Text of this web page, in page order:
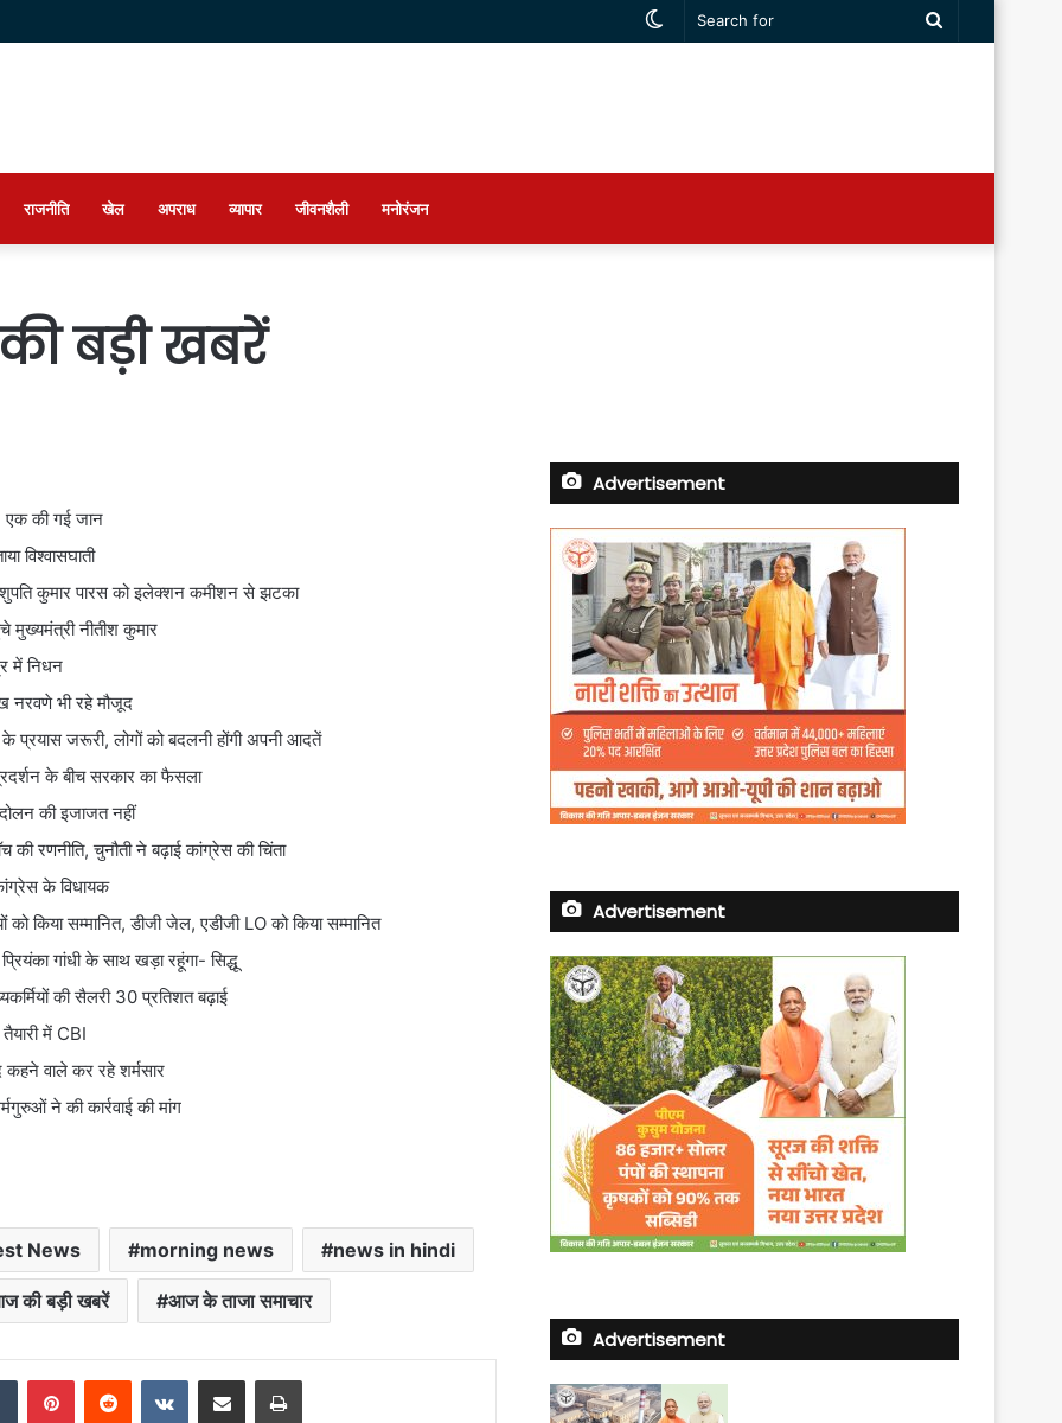
Search
Switch
राजनीति खेल अपराध व्यापार जीवनशैली मनोरंजन
बड़ी खबरें
एक की गई जान
विश्वासघाती
कुमार पारस को इलेक्शन कमीशन से झटका
मुख्यमंत्री नीतीश कुमार
में निधन
नरवणे भी रहे मौजूद
प्रयास जरूरी, लोगों को बदलनी होंगी अपनी आदतें
के बीच सरकार का फैसला
की इजाजत नहीं
रणनीति, चुनौती ने बढ़ाई कांग्रेस की चिंता
के विधायक
किया सम्मानित, डीजी जेल, एडीजी LO को किया सम्मानित
गांधी के साथ खड़ा रहूंगा- सिद्धू
की सैलरी 30 प्रतिशत बढ़ाई
में CBI
कहने वाले कर रहे शर्मसार
ने की कार्रवाई की मांग
News morning news news in hindi
की बड़ी खबरें आज के ताजा समाचार
Tumblr PinterestReddit VKontakteShare via Email Print
Advertisement
Advertisement
Advertisement